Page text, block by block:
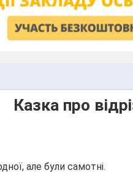
Казка про
але були самотні.